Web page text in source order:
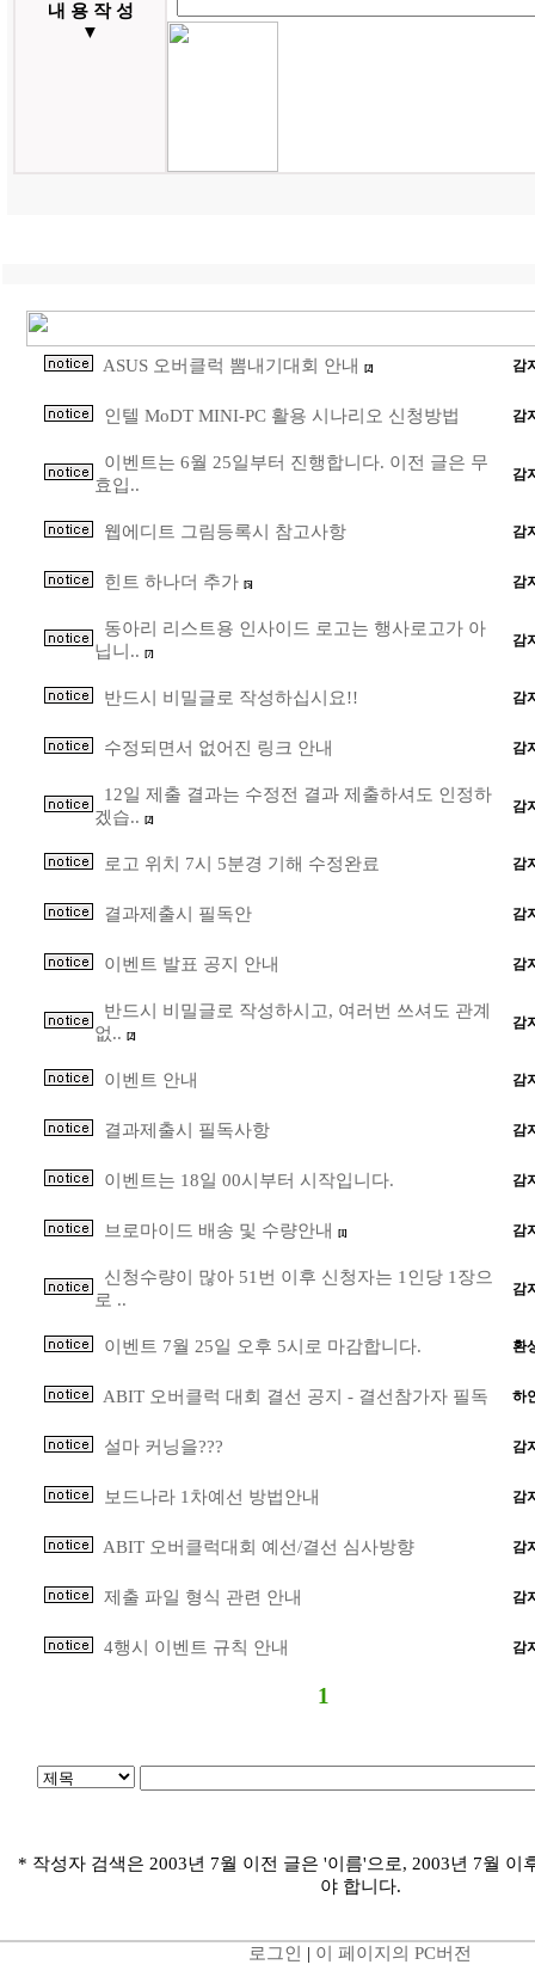
내 용 작 성
▼
ASUS 오버클럭 뽐내기대회 안내 [2] 감
인텔 MoDT MINI-PC 활용 시나리오 신청방법 감
이벤트는 6월 25일부터 진행합니다. 이전 글은 무
효입..
감
웹에디트 그림등록시 참고사항 감
힌트 하나더 추가 [5] 감
동아리 리스트용 인사이드 로고는 행사로고가 아
닙니..
[7]
감
반드시 비밀글로 작성하십시요!! 감
수정되면서 없어진 링크 안내 감
12일 제출 결과는 수정전 결과 제출하셔도 인정하
겠습..
[2]
감
로고 위치 7시 5분경 기해 수정완료 감
결과제출시 필독안 감
이벤트 발표 공지 안내 감
반드시 비밀글로 작성하시고, 여러번 쓰셔도 관계
없..
[2]
감
이벤트 안내 감
결과제출시 필독사항 감
이벤트는 18일 00시부터 시작입니다. 감
브로마이드 배송 및 수량안내 [1] 감
신청수량이 많아 51번 이후 신청자는 1인당 1장으
로 ..
감
이벤트 7월 25일 오후 5시로 마감합니다. 환
ABIT 오버클럭 대회 결선 공지 - 결선참가자 필독 하
설마 커닝을??? 감
보드나라 1차예선 방법안내 감
ABIT 오버클럭대회 예선/결선 심사방향 감
제출 파일 형식 관련 안내 감
4행시 이벤트 규칙 안내 감
1
* 작성자 검색은 2003년 7월 이전 글은 '이름'으로, 2003년 7월 이
야 합니다.
로그인 | 이 페이지의 PC버전